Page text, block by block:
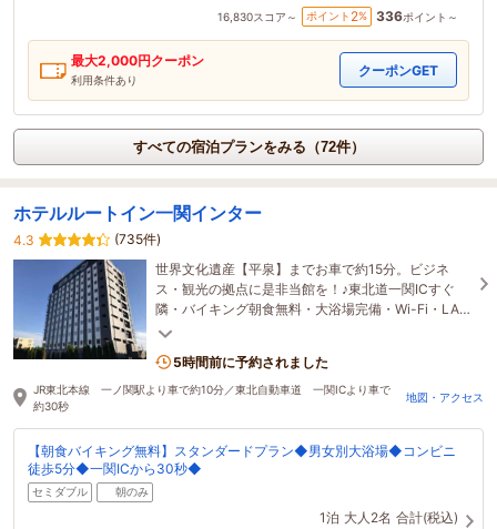
16,830スコア～ ポイント 2% 336ポイント～
最大2,000円クーポン
利用条件あり
クーポンGET
すべての宿泊プランをみる（72件）
ホテルルートイン一関インター
4.3
(735件)
世界文化遺産【平泉】までお車で約15分。ビジネ
ス・観光の拠点に是非当館を！♪東北道一関ICすぐ
隣・バイキング朝食無料・大浴場完備・Wi-Fi・LAN
完備♪
5時間前に予約されました
JR東北本線 一ノ関駅より車で約10分／東北自動車道 一関ICより車で
約30秒
地図・アクセス
【朝食バイキング無料】スタンダードプラン◆男女別大浴場◆コンビニ
徒歩5分◆一関ICから30秒◆
セミダブル 朝のみ
1泊 大人2名 合計(税込)